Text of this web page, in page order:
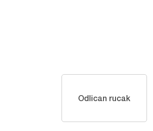
Odlican rucak